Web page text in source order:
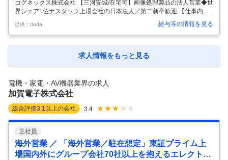
中途採用面接・選考
0件
新卒採用面接・選考
2件
コグネックス株式会社 【三河安城/在宅可】画像処理製品の法人営業◆世
界シェア1位ナスダック上場会社の日本法人／第二新卒歓迎 【仕事内
容】 【三河安城/在宅可】画像処理製品の法人営業◆世界シェア1位ナス
ダック上場会社の日本法人／第二新卒歓迎 【具体的な仕事内容】 【画像
処理メーカーとして世界シェアNo.1/1000件を超える特許を取得/無借金
経営で盤石な経営基盤】 ■職務内容 自社製品の導入に伴う営業活動を行
っていただきます。 ■営業スタイル ・担当顧客に対して提案型営業を行
提供：doda 給与等の情報を見る
求人情報をもっと見る
電機・家電・AV機器業界の求人
加賀電子株式会社
総合評価3.1 以上の会社 3.4
正社員
海外営業 ／ 「海外営業／駐在想定」東証プライム上
場国内外にグループ会社70社以上を抱えるエレクトロ